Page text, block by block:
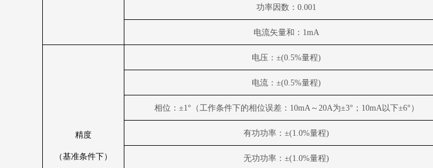
功率因数： 0.001
电流矢量和： 1mA
精度
（基准条件下）
电压：±(0.5%量程)
电流：±(0.5%量程)
相位：±1°（工作条件下的相位误差： 10mA～ 20A为±3°； 10mA以下±6°）
有功功率：±(1.0%量程)
无功功率：±(1.0%量程)